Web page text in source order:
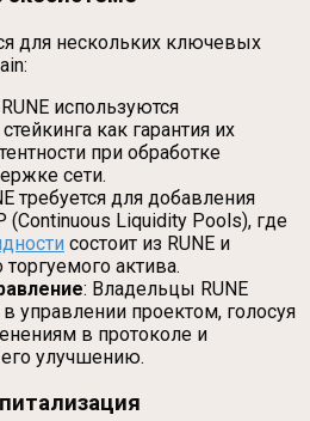
для нескольких ключевых
используются
как гарантия их
при обработке
сети.
требуется для добавления
(Continuous Liquidity Pools), где
состоит из RUNE и
актива.
: Владельцы RUNE
в управлении проектом, голосуя
в протоколе и
улучшению.